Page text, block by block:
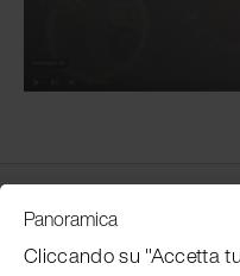
Customer Service
Panoramica
Cliccando su "Accetta